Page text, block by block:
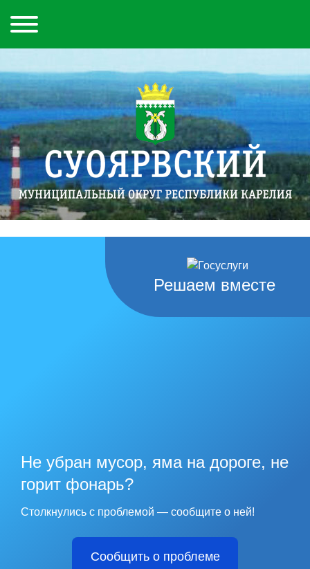
Решаем вместе
Не убран мусор, яма на дороге, не
горит фонарь?
Столкнулись с проблемой — сообщите о ней!
Сообщить о проблеме